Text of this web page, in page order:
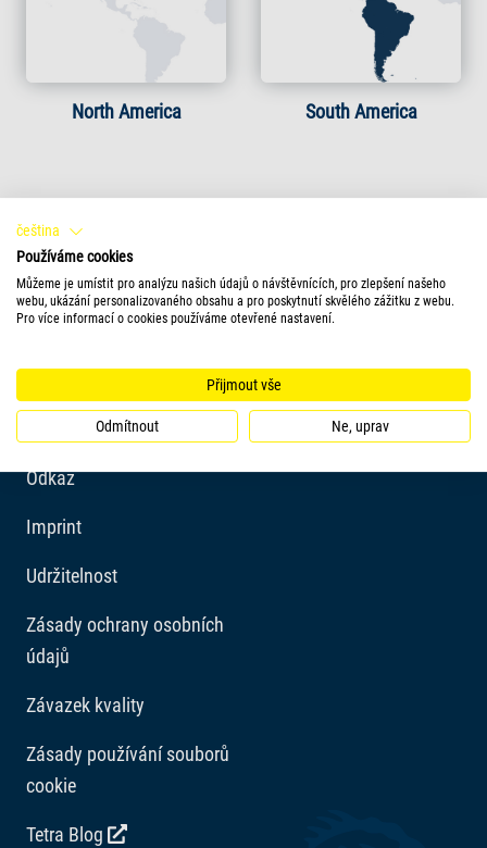
North America South America
Společnost
Odkaz
Imprint
Udržitelnost
Zásady ochrany osobních
údajů
Závazek kvality
Zásady používání souborů
cookie
Tetra Blog
čeština
Používáme cookies
Můžeme je umístit pro analýzu našich údajů o návštěvnících, pro zlepšení našeho
webu, ukázání personalizovaného obsahu a pro poskytnutí skvělého zážitku z webu.
Pro více informací o cookies používáme otevřené nastavení.
Přijmout vše
Odmítnout Ne, uprav